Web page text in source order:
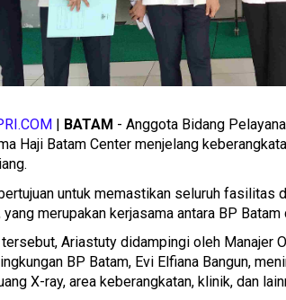
BATAM - Anggota Bidang
Haji Batam Center menjelang
untuk memastikan seluruh fasilitas
merupakan kerjasama antara BP
tersebut, Ariastuty didampingi oleh Manajer
BP Batam, Evi Elfiana Bangun,
X-ray, area keberangkatan, klinik, dan